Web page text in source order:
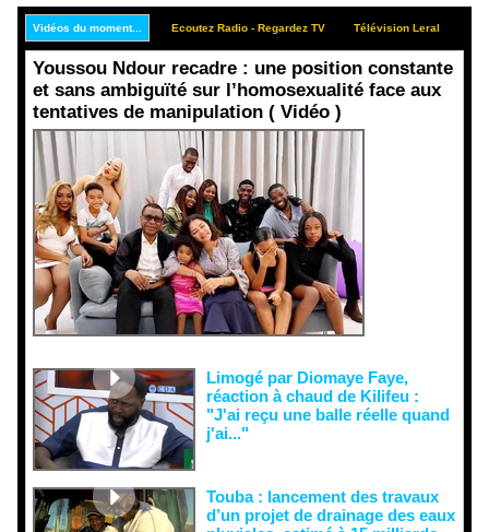
Vidéos du moment... Ecoutez Radio - Regardez TV Télévision Leral
Youssou Ndour recadre : une position constante
et sans ambiguïté sur l’homosexualité face aux
tentatives de manipulation ( Vidéo )
Limogé par Diomaye Faye,
réaction à chaud de Kilifeu :
"J'ai reçu une balle réelle quand
j'ai..."
Touba : lancement des travaux
d’un projet de drainage des eaux